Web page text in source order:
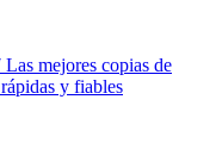
Las mejores copias de
y fiables